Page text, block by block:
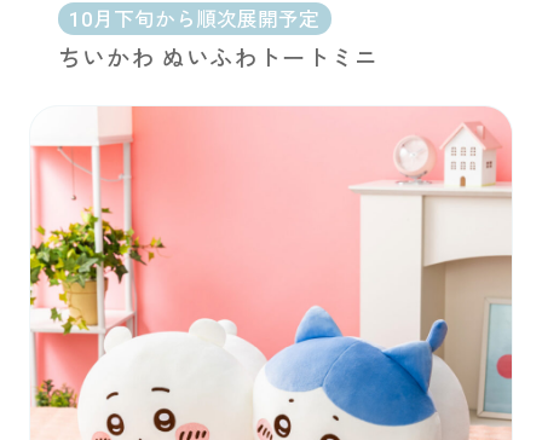
10月下旬から順次展開予定
ちいかわ ぬいふわトートミニ